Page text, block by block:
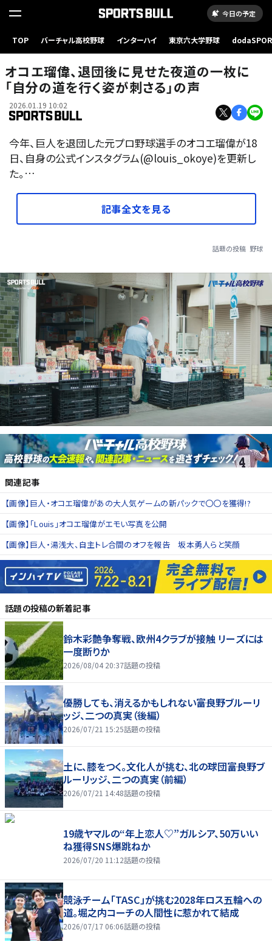
今日の予定
TOP バーチャル高校野球 インターハイ 東京六大学野球
オコエ瑠偉、退団後に見せた夜道の一枚に
「自分の道を行く姿が刺さる」の声
2026.01.19 10:02
今年、巨人を退団した元プロ野球選手のオコエ瑠偉が18
日、自身の公式インスタグラム(@louis_okoye)を更新し
た。…
記事全文を見る
話題の投稿 野球
関連記事
【画像】巨人・オコエ瑠偉があの大人気ゲームの新パックで〇〇を獲得!?
【画像】「Louis」オコエ瑠偉がエモい写真を公開
【画像】巨人・湯浅大、自主トレ合間のオフを報告 坂本勇人らと笑顔
話題の投稿の新着記事
鈴木彩艶争奪戦、欧州4クラブが接触 リーズには
一度断りか
2026/08/04 20:37話題の投稿
優勝しても、消えるかもしれない――富良野ブルーリ
ッジ、二つの真実（後編）
2026/07/21 15:25話題の投稿
土に、膝をつく。文化人が挑む、北の球団――富良野ブ
ルーリッジ、二つの真実（前編）
2026/07/21 14:48話題の投稿
19歳ヤマルの“年上恋人♡”ガルシア、50万いい
ね獲得SNS爆跳ねか
2026/07/20 11:12話題の投稿
競泳チーム「TASC」が挑む2028年ロス五輪への
道。堀之内コーチの人間性に惹かれて結成
2026/07/17 06:06話題の投稿